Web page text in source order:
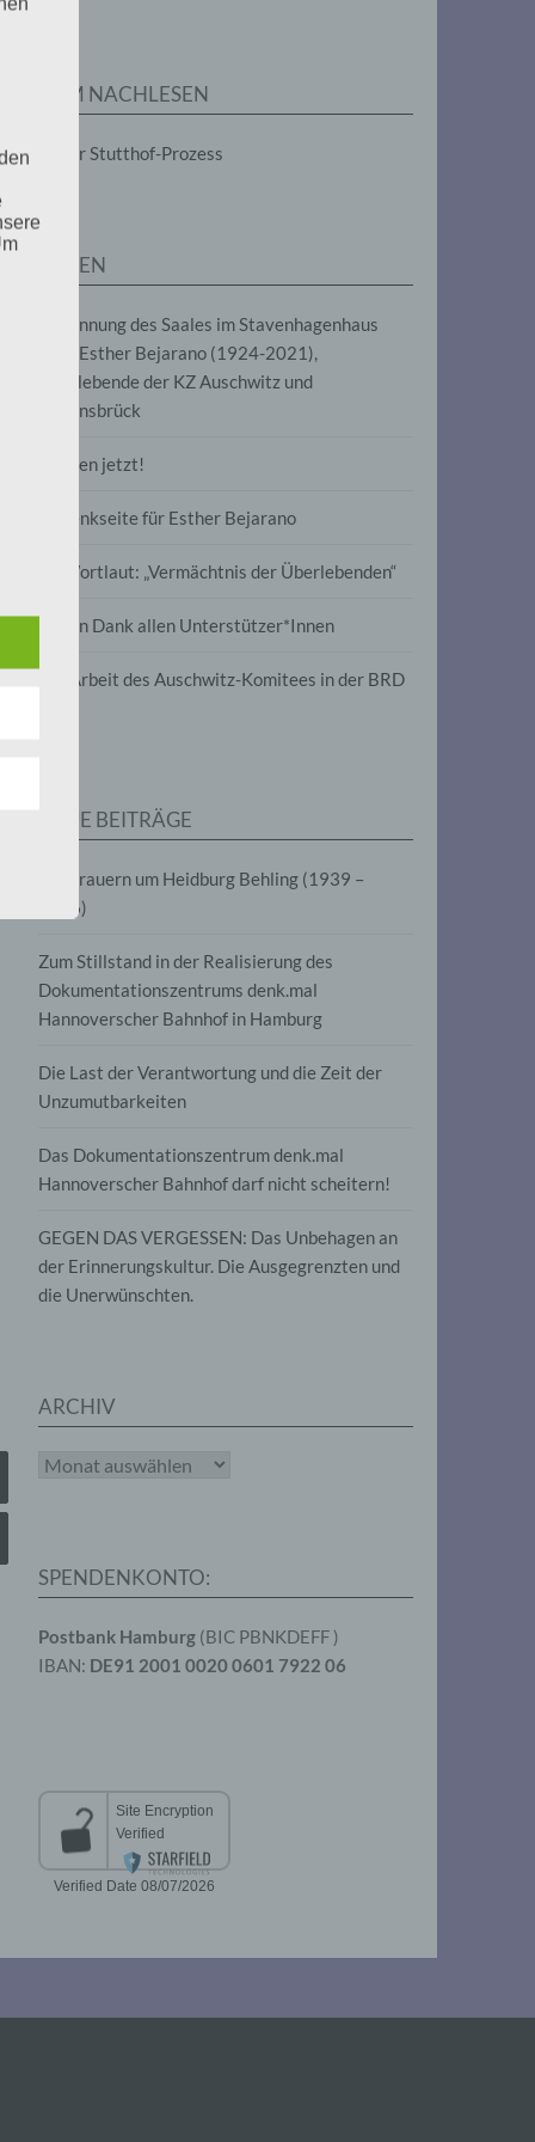
ZUM NACHLESEN
Der Stutthof-Prozess
SEITEN
Benennung des Saales im Stavenhagenhaus
nach Esther Bejarano (1924-2021),
Überlebende der KZ Auschwitz und
Ravensbrück
Frieden jetzt!
Gedenkseite für Esther Bejarano
Im Wortlaut: „Vermächtnis der Überlebenden“
Vielen Dank allen Unterstützer*Innen
Zur Arbeit des Auschwitz-Komitees in der BRD
NEUE BEITRÄGE
Wir trauern um Heidburg Behling (1939 –
2026)
Zum Stillstand in der Realisierung des
Dokumentationszentrums denk.mal
Hannoverscher Bahnhof in Hamburg
Die Last der Verantwortung und die Zeit der
Unzumutbarkeiten
Das Dokumentationszentrum denk.mal
Hannoverscher Bahnhof darf nicht scheitern!
GEGEN DAS VERGESSEN: Das Unbehagen an
der Erinnerungskultur. Die Ausgegrenzten und
die Unerwünschten.
ARCHIV
Archiv
SPENDENKONTO:
Postbank Hamburg (BIC PBNKDEFF )
IBAN: DE91 2001 0020 0601 7922 06